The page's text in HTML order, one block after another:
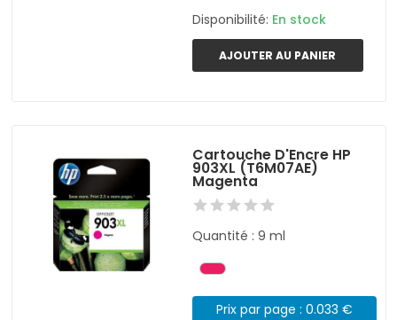
Disponibilité: En stock
AJOUTER AU PANIER
Cartouche D'Encre HP
903XL (T6M07AE)
Magenta
Quantité : 9 ml
Prix par page : 0.033 €